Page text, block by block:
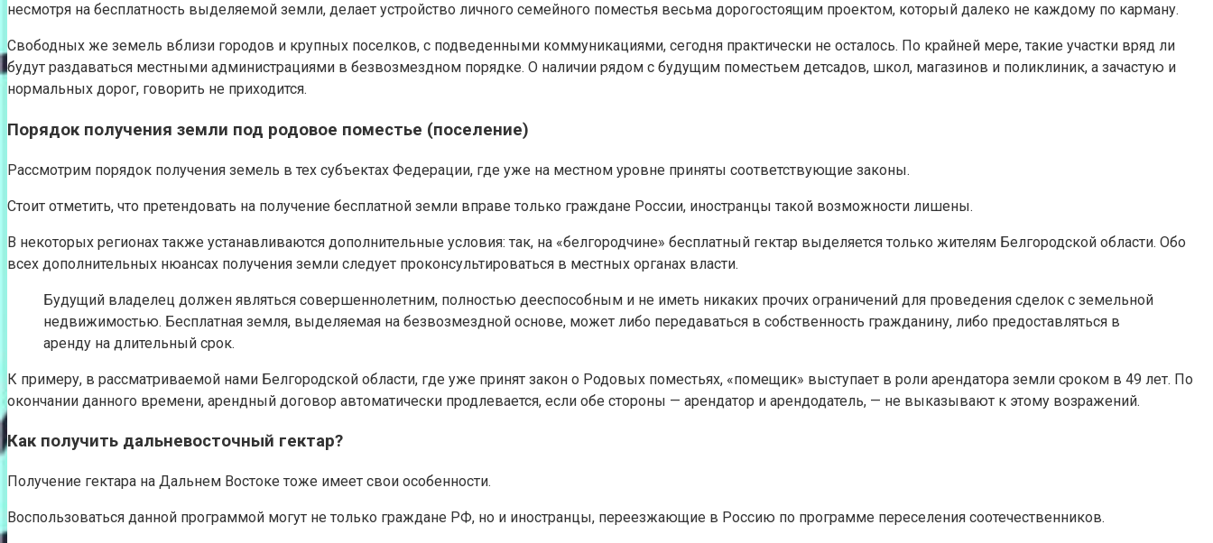
несмотря на бесплатность выделяемой земли, делает устройство личного семейного поместья весьма дорогостоящим проектом, который далеко не каждому по карману.
Свободных же земель вблизи городов и крупных поселков, с подведенными коммуникациями, сегодня практически не осталось. По крайней мере, такие участки вряд ли
будут раздаваться местными администрациями в безвозмездном порядке. О наличии рядом с будущим поместьем детсадов, школ, магазинов и поликлиник, а зачастую и
нормальных дорог, говорить не приходится.
Порядок получения земли под родовое поместье (поселение)
Рассмотрим порядок получения земель в тех субъектах Федерации, где уже на местном уровне приняты соответствующие законы.
Стоит отметить, что претендовать на получение бесплатной земли вправе только граждане России, иностранцы такой возможности лишены.
В некоторых регионах также устанавливаются дополнительные условия: так, на «белгородчине» бесплатный гектар выделяется только жителям Белгородской области. Обо
всех дополнительных нюансах получения земли следует проконсультироваться в местных органах власти.
Будущий владелец должен являться совершеннолетним, полностью дееспособным и не иметь никаких прочих ограничений для проведения сделок с земельной
недвижимостью. Бесплатная земля, выделяемая на безвозмездной основе, может либо передаваться в собственность гражданину, либо предоставляться в
аренду на длительный срок.
К примеру, в рассматриваемой нами Белгородской области, где уже принят закон о Родовых поместьях, «помещик» выступает в роли арендатора земли сроком в 49 лет. По
окончании данного времени, арендный договор автоматически продлевается, если обе стороны — арендатор и арендодатель, — не выказывают к этому возражений.
Как получить дальневосточный гектар?
Получение гектара на Дальнем Востоке тоже имеет свои особенности.
Воспользоваться данной программой могут не только граждане РФ, но и иностранцы, переезжающие в Россию по программе переселения соотечественников.